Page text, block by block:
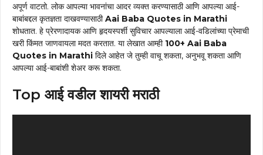
अपूर्ण वाटतो. लोक आपल्या भावनांचा आदर व्यक्त करण्यासाठी आणि आपल्या आई-
बाबांबद्दल कृतज्ञता दाखवण्यासाठीAai Baba Quotes in Marathi
शोधतात. हे प्रेरणादायक आणि हृदयस्पर्शी सुविचार आपल्याला आई-वडिलांच्या प्रेमाची
खरी किंमत जाणवायला मदत करतात. या लेखात आम्ही 100+ Aai Baba
Quotes in Marathi दिले आहेत जे तुम्ही वाचू शकता, अनुभवू शकता आणि
आपल्या आई-बाबांशी शेअर करू शकता.
Top आई वडील शायरी मराठी